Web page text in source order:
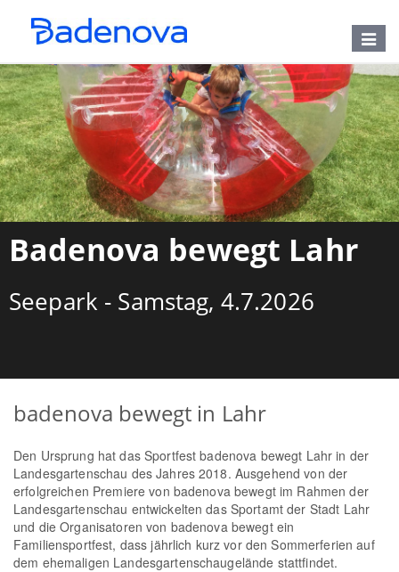
Toggle
Badenova bewegt Lahr
Seepark - Samstag, 4.7.2026
badenova bewegt in Lahr
Den Ursprung hat das Sportfest badenova bewegt Lahr in der
Landesgartenschau des Jahres 2018. Ausgehend von der
erfolgreichen Premiere von badenova bewegt im Rahmen der
Landesgartenschau entwickelten das Sportamt der Stadt Lahr
und die Organisatoren von badenova bewegt ein
Familiensportfest, dass jährlich kurz vor den Sommerferien auf
dem ehemaligen Landesgartenschaugelände stattfindet.